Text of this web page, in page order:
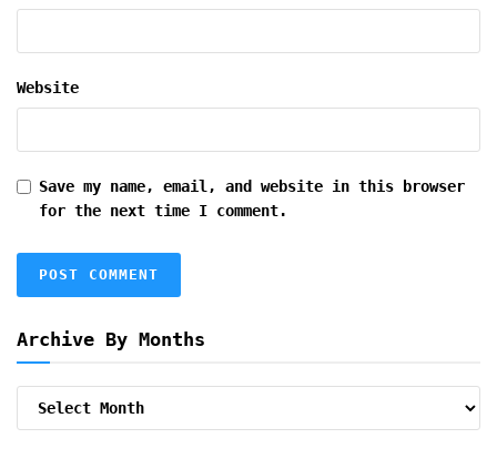
Website
Save my name, email, and website in this browser
for the next time I comment.
Archive By Months
Archive